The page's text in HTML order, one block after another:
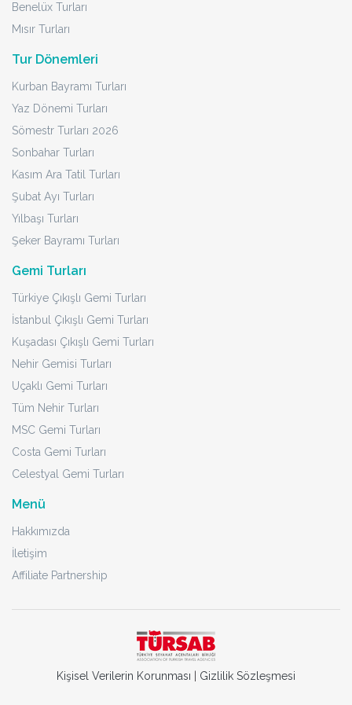
Benelüx Turları
Mısır Turları
Tur Dönemleri
Kurban Bayramı Turları
Yaz Dönemi Turları
Sömestr Turları 2026
Sonbahar Turları
Kasım Ara Tatil Turları
Şubat Ayı Turları
Yılbaşı Turları
Şeker Bayramı Turları
Gemi Turları
Türkiye Çıkışlı Gemi Turları
İstanbul Çıkışlı Gemi Turları
Kuşadası Çıkışlı Gemi Turları
Nehir Gemisi Turları
Uçaklı Gemi Turları
Tüm Nehir Turları
MSC Gemi Turları
Costa Gemi Turları
Celestyal Gemi Turları
Menü
Hakkımızda
İletişim
Affiliate Partnership
Kişisel Verilerin Korunması Gizlilik Sözleşmesi